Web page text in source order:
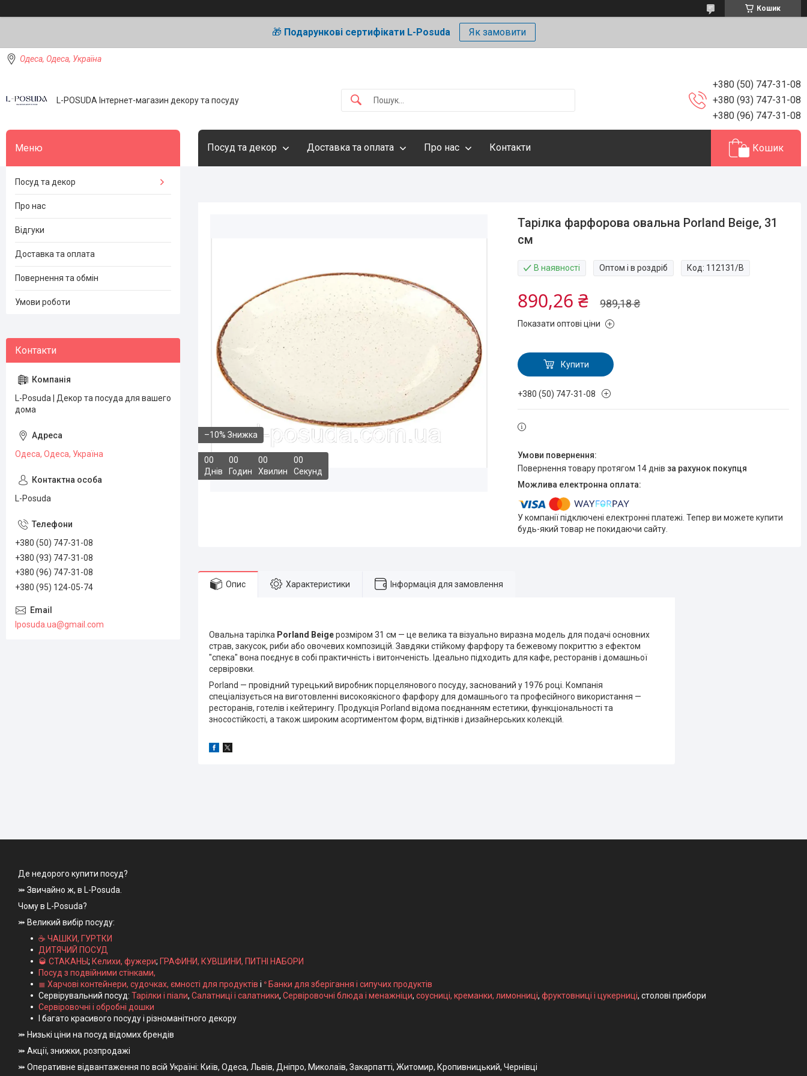
Кошик
🎁 Подарункові сертифікати L-Posuda Як замовити
Одеса, Одеса, Україна
L-POSUDA Інтернет-магазин декору та посуду
+380 (50) 747-31-08
+380 (93) 747-31-08
+380 (96) 747-31-08
Посуд та декор Доставка та оплата Про нас Контакти Кошик
–10%
00
Днів
00
Годин
00
Хвилин
00
Секунд
Тарілка фарфорова овальна Porland Beige, 31
см
В наявності Оптом і в роздріб Код: 112131/B
989,18 ₴
890,26 ₴
Показати оптові ціни
Купити
+380 (50) 747-31-08
повернення товару протягом 14 днів за рахунок покупця
У компанії підключені електронні платежі. Тепер ви можете купити
будь-який товар не покидаючи сайту.
Опис Характеристики Інформація для замовлення
Овальна тарілка Porland Beigeрозміром 31 см — це велика та візуально виразна модель для подачі основних
страв, закусок, риби або овочевих композицій. Завдяки стійкому фарфору та бежевому покриттю з ефектом
"спека" вона поєднує в собі практичність і витонченість. Ідеально підходить для кафе, ресторанів і домашньої
сервіровки.
Porland — провідний турецький виробник порцелянового посуду, заснований у 1976 році. Компанія
спеціалізується на виготовленні високоякісного фарфору для домашнього та професійного використання —
ресторанів, готелів і кейтерингу. Продукція Porland відома поєднанням естетики, функціональності та
зносостійкості, а також широким асортиментом форм, відтінків і дизайнерських колекцій.
Посуд та декор
Про нас
Відгуки
Доставка та оплата
Повернення та обмін
Умови роботи
L-Posuda | Декор та посуда для вашего
дома
Одеса, Одеса, Україна
L-Posuda
+380 (50) 747-31-08
+380 (93) 747-31-08
+380 (96) 747-31-08
+380 (95) 124-05-74
lposuda.ua@gmail.com
Де недорого купити посуд?
⤗ Звичайно ж, в L-Posuda.
Чому в L-Posuda?
⤗ Великий вибір посуду:
☕ ЧАШКИ, ГУРТКИ
ДИТЯЧИЙ ПОСУД
🥃 СТАКАНЫ; Келихи, фужери; ГРАФИНИ, КУВШИНИ, ПИТНІ НАБОРИ
Посуд з подвійними стінками,
≣ Харчові контейнери, судочках, ємності для продуктів і ᐤ Банки для зберігання і сипучих продуктів
Сервірувальний посуд: Тарілки і піали, Салатниці і салатники, Сервіровочні блюда і менажніци, соусниці, креманки, лимонниці, фруктовниці і цукерниці, столові прибори
Сервіровочні і обробні дошки
І багато красивого посуду і різноманітного декору
⤗ Низькі ціни на посуд відомих брендів
⤗ Акції, знижки, розпродажі
⤗ Оперативне відвантаження по всій Україні: Київ, Одеса, Львів, Дніпро, Миколаїв, Закарпатті, Житомир, Кропивницький, Чернівці